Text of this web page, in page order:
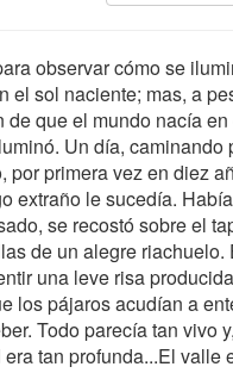
observar cómo se
el sol naciente; mas, a
de que el mundo nacía
Un día, caminando
por primera vez en diez
extraño le sucedía.
se recostó sobre el
de un alegre riachuelo.
una leve risa
los pájaros acudían a
Todo parecía tan vivo
tan profunda...El valle